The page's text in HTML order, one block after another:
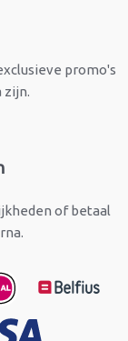
promo's
zijn.
of betaal